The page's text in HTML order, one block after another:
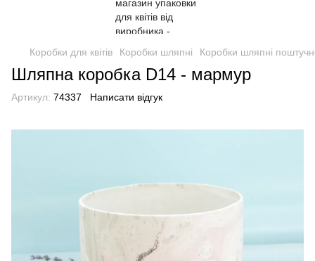
Коробки для квітів Коробки шляпні Коробки шляпні
Шляпна коробка D14 - мармур
Артикул: 74337 Написати відгук